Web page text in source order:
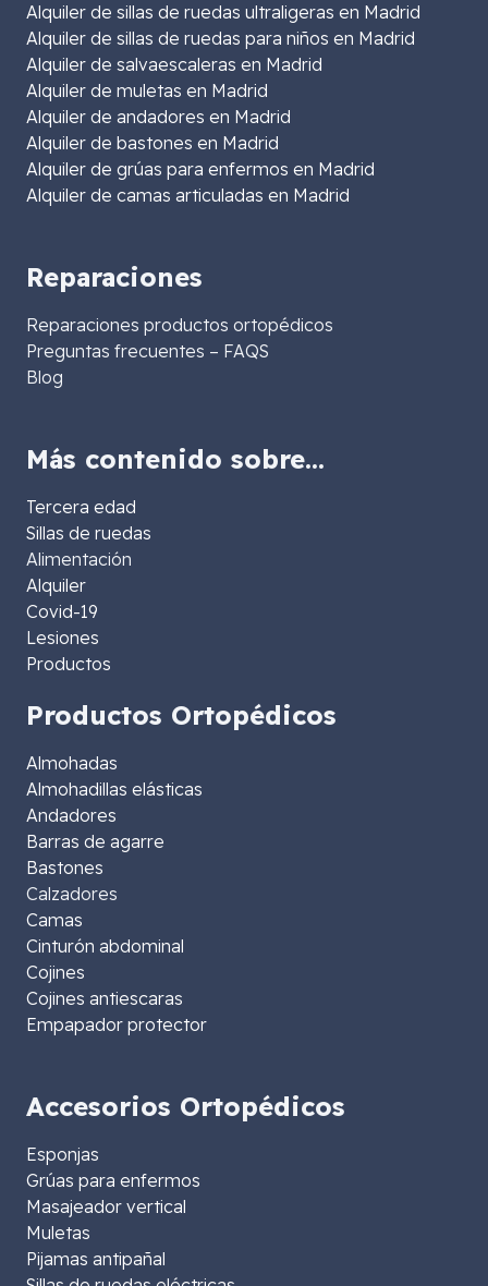
Alquiler de sillas de ruedas ultraligeras en Madrid
Alquiler de sillas de ruedas para niños en Madrid
Alquiler de salvaescaleras en Madrid
Alquiler de muletas en Madrid
Alquiler de andadores en Madrid
Alquiler de bastones en Madrid
Alquiler de grúas para enfermos en Madrid
Alquiler de camas articuladas en Madrid
Reparaciones
Reparaciones productos ortopédicos
Preguntas frecuentes – FAQS
Blog
Más contenido sobre…
Tercera edad
Sillas de ruedas
Alimentación
Alquiler
Covid-19
Lesiones
Productos
Productos Ortopédicos
Almohadas
Almohadillas elásticas
Andadores
Barras de agarre
Bastones
Calzadores
Camas
Cinturón abdominal
Cojines
Cojines antiescaras
Empapador protector
Accesorios Ortopédicos
Esponjas
Grúas para enfermos
Masajeador vertical
Muletas
Pijamas antipañal